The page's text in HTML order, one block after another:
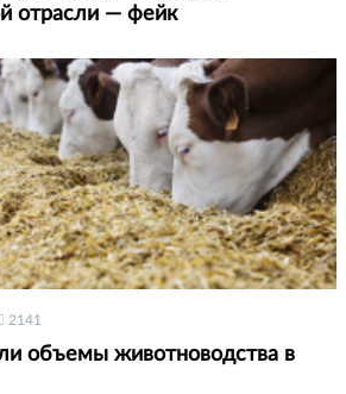
отрасли — фейк
2141
объемы животноводства в